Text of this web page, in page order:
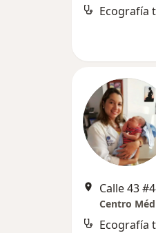
Ecografía
Calle 43
Centro
Ecografía